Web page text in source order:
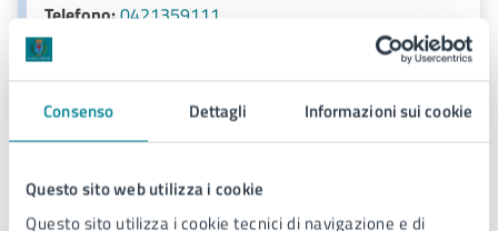
Consenso Dettagli Informazioni sui cookie
Questo sito web utilizza i cookie
Questo sito utilizza i cookie tecnici di navigazione e di
Telefono:0421359111
E-mail:
PEC: